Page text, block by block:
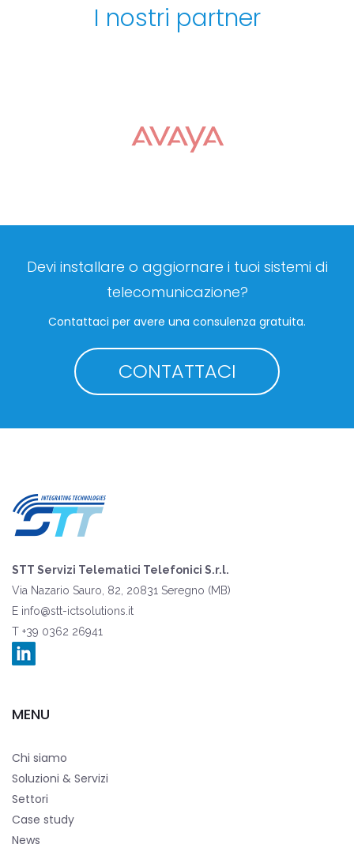
I nostri partner
Devi installare o aggiornare i tuoi sistemi di
telecomunicazione?
Contattaci per avere una consulenza gratuita.
CONTATTACI
STT Servizi Telematici Telefonici S.r.l.
Via Nazario Sauro, 82, 20831 Seregno (MB)
E info@stt-ictsolutions.it
T +39 0362 26941
MENU
Chi siamo
Soluzioni & Servizi
Settori
Case study
News